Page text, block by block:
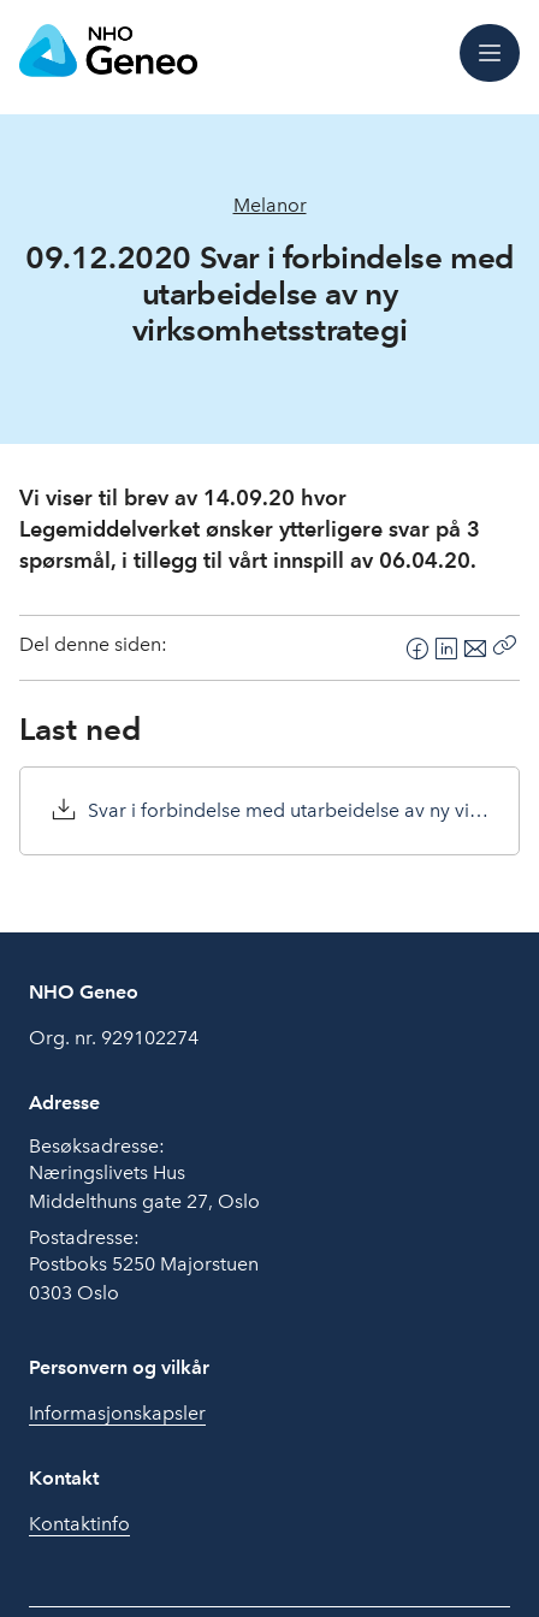
Meny
Melanor
09.12.2020 Svar i forbindelse med
utarbeidelse av ny
virksomhetsstrategi
Vi viser til brev av 14.09.20 hvor
Legemiddelverket ønsker ytterligere svar på 3
spørsmål, i tillegg til vårt innspill av 06.04.20.
Del denne siden:
F
a
b
o
k
L
i
e
d
n
E
-
s
t
Last ned
Svar i forbindelse med utarbeidelse av ny virksomhetsstrategi.pdf
NHO Geneo
Org. nr. 929102274
Adresse
Besøksadresse:
Næringslivets Hus
Middelthuns gate 27, Oslo
Postadresse:
Postboks 5250 Majorstuen
0303 Oslo
Personvern og vilkår
Informasjonskapsler
Kontakt
Kontaktinfo